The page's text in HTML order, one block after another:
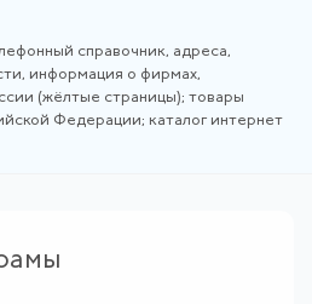
справочник, адреса,
информация о фирмах,
(жёлтые страницы); товары
Федерации; каталог интернет